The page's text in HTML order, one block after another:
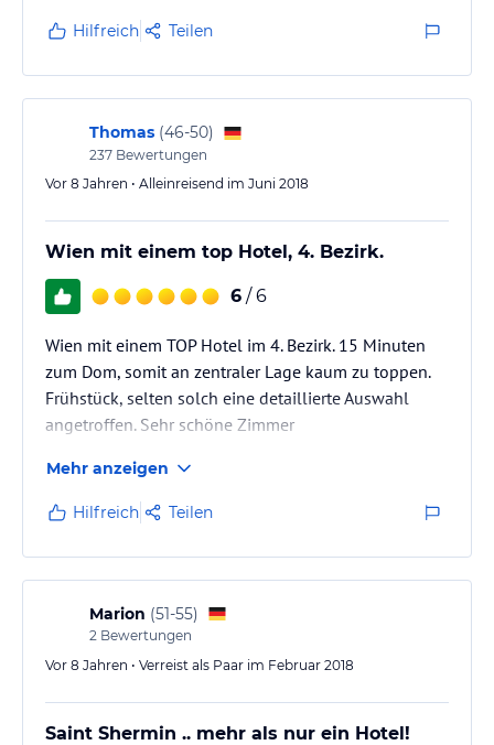
Hilfreich Teilen
Thomas (46-50)
237 Bewertungen
Vor 8 Jahren • Alleinreisend im Juni 2018
Wien mit einem top Hotel, 4. Bezirk.
6 / 6
Wien mit einem TOP Hotel im 4. Bezirk. 15 Minuten
zum Dom, somit an zentraler Lage kaum zu toppen.
Frühstück, selten solch eine detaillierte Auswahl
angetroffen. Sehr schöne Zimmer
Mehr anzeigen
Hilfreich Teilen
Marion (51-55)
2 Bewertungen
Vor 8 Jahren • Verreist als Paar im Februar 2018
Saint Shermin .. mehr als nur ein Hotel!